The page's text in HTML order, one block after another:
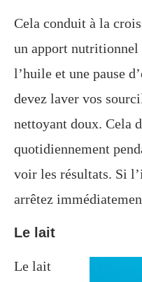
Cela conduit à la
un apport nutritionnel
l’huile et une pause
devez laver vos
nettoyant doux. Cela
quotidiennement
voir les résultats. Si
arrêtez
Le lait
Le lait